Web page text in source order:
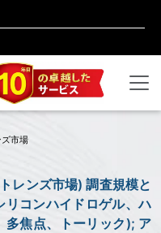
市場
レンズ市場) 調査規模と
リコンハイドロゲル、ハ
多焦点、トーリック); ア